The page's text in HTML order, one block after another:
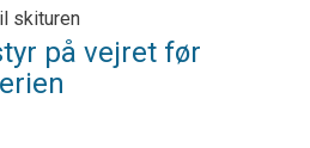
skituren
på vejret før